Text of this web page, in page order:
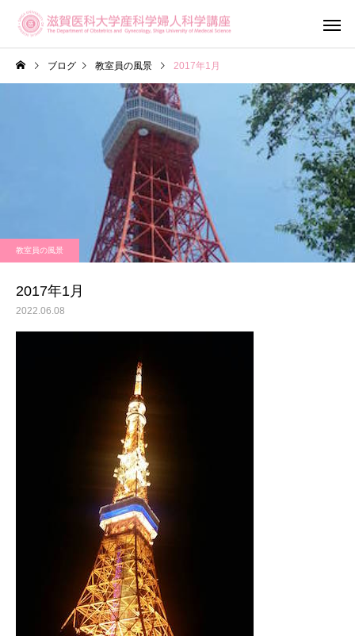
産科診療 婦人科診
不妊専門相談センター
滋賀がん・生
ブログ 教室員の風景 2017年1月
教室員の風景
2017年1月
2022.06.08